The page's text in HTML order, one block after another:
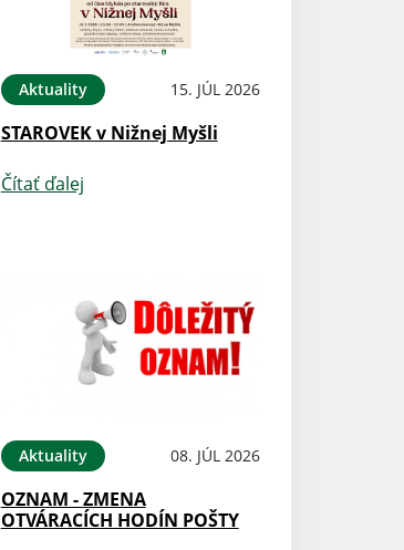
Aktuality 15. JÚL 2026
STAROVEK v Nižnej Myšli
Čítať ďalej
Aktuality 08. JÚL 2026
OZNAM - ZMENA
OTVÁRACÍCH HODÍN POŠTY